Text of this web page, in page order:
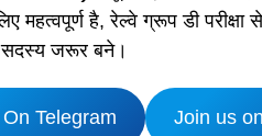
महत्वपूर्ण है, रेल्वे ग्रूप डी
जरूर बने।
Telegram Join us